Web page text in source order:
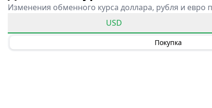
Изменения обменного курса доллара, рубля и евро
USD
Покупка